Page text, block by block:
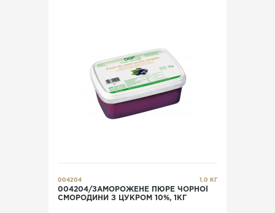
004204 1.0 КГ
004204/ЗАМОРОЖЕНЕ ПЮРЕ ЧОРНОЇ
СМОРОДИНИ З ЦУКРОМ 10%, 1КГ